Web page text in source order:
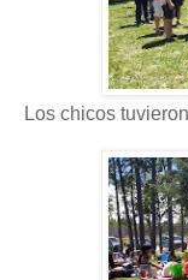
Los chicos